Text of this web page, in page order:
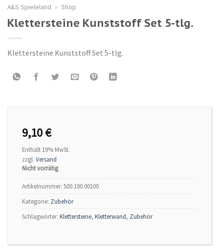
A&S Spieleland » Shop
Klettersteine Kunststoff Set 5-tlg.
Klettersteine Kunststoff Set 5-tlg.
9,10€
Enthält 19% MwSt.
zzgl. Versand
Nicht vorrätig
Artikelnummer: 500.100.00100
Kategorie: Zubehör
Schlagwörter: Klettersteine, Kletterwand, Zubehör